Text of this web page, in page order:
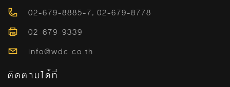
02-679-8885-7, 02-679-8778
02-679-9339
info@wdc.co.th
ติดตามได้ที่